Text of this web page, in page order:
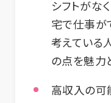
シフトがな
宅で仕事が
考えている
の点を魅力
高収入の可